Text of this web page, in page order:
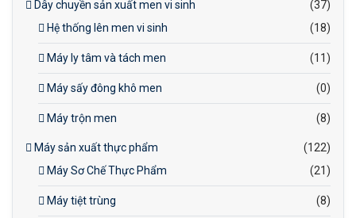
Dây chuyền sản xuất men vi sinh
(37)
Hệ thống lên men vi sinh
(18)
Máy ly tâm và tách men (11)
Máy sấy đông khô men (0)
Máy trộn men (8)
Máy sản xuất thực phẩm
(122)
Máy Sơ Chế Thực Phẩm
(21)
Máy tiệt trùng (8)